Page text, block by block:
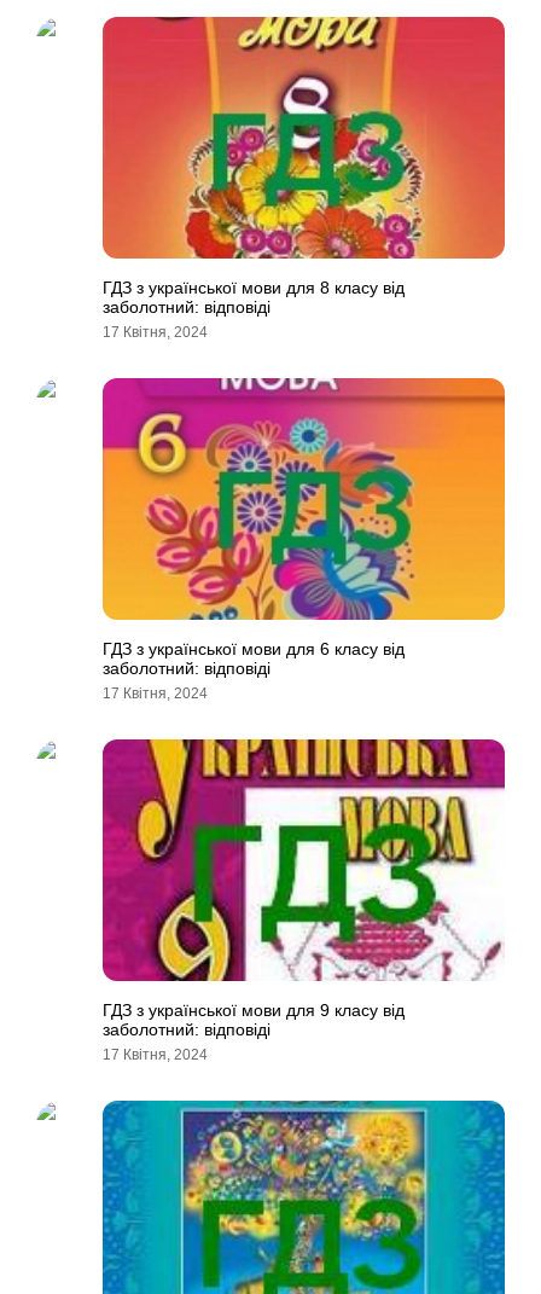
ГДЗ з української мови для 8 класу від
заболотний: відповіді
17 Квітня, 2024
ГДЗ з української мови для 6 класу від
заболотний: відповіді
17 Квітня, 2024
ГДЗ з української мови для 9 класу від
заболотний: відповіді
17 Квітня, 2024